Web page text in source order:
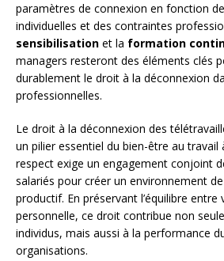
paramètres de connexion en fonction
individuelles et des contraintes
sensibilisation et la formation
managers resteront des éléments clés
durablement le droit à la déconnexion
professionnelles.
Le droit à la déconnexion des
un pilier essentiel du bien-être au travail
respect exige un engagement conjoint
salariés pour créer un environnement
productif. En préservant l’équilibre
personnelle, ce droit contribue non
individus, mais aussi à la performance
organisations.